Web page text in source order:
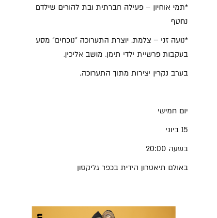
*תמי אוחיון – פעילה חברתית ובת להורים שילדם
נחטף
*נועה זני – צלמת. יוצרת התערוכה ״נוכחים״ מסע
בעקבות פרשיית ילדי תימן. מושב אליכין.
בערב נקרין יצירות מתוך התערוכה.
יום חמישי
15 ביוני
בשעה 20:00
באולם תיאטרון הידית בכפר גליקסון